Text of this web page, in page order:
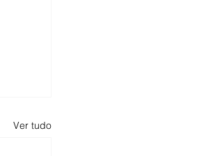
Ver tudo